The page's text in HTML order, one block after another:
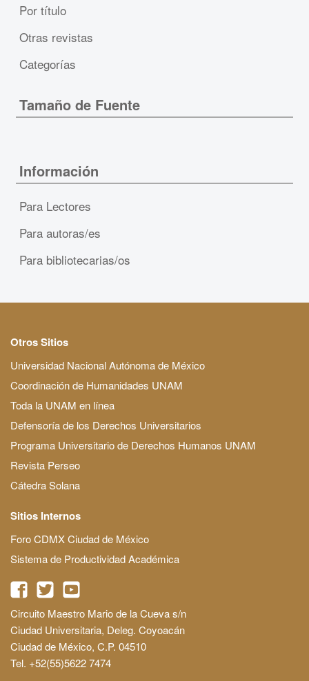
Por título
Otras revistas
Categorías
Tamaño de Fuente
Información
Para Lectores
Para autoras/es
Para bibliotecarias/os
Otros Sitios
Universidad Nacional Autónoma de México
Coordinación de Humanidades UNAM
Toda la UNAM en línea
Defensoría de los Derechos Universitarios
Programa Universitario de Derechos Humanos UNAM
Revista Perseo
Cátedra Solana
Sitios Internos
Foro CDMX Ciudad de México
Sistema de Productividad Académica
Circuito Maestro Mario de la Cueva s/n
Ciudad Universitaria, Deleg. Coyoacán
Ciudad de México, C.P. 04510
Tel. +52(55)5622 7474